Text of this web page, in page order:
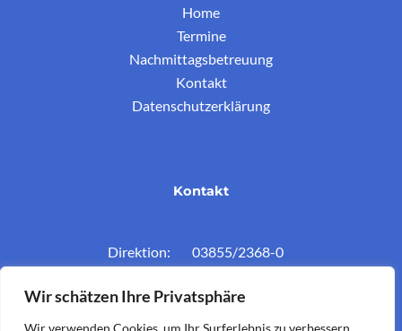
Wir schätzen Ihre Privatsphäre
Wir verwenden Cookies, um Ihr Surferlebnis zu verbessern,
Home
Termine
Nachmittagsbetreuung
Kontakt
Datenschutzerklärung
Kontakt
Direktion: 03855/2368-0
Mail: vs.krieglach@twin.at